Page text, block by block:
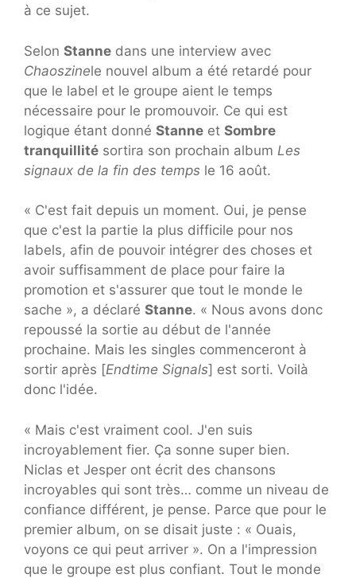
à ce sujet.
Selon Stanne dans une interview avec
Chaoszinele nouvel album a été retardé pour
que le label et le groupe aient le temps
nécessaire pour le promouvoir. Ce qui est
logique étant donné Stanne et Sombre
tranquillité sortira son prochain album Les
signaux de la fin des temps le 16 août.
« C'est fait depuis un moment. Oui, je pense
que c'est la partie la plus difficile pour nos
labels, afin de pouvoir intégrer des choses et
avoir suffisamment de place pour faire la
promotion et s'assurer que tout le monde le
sache », a déclaré Stanne. « Nous avons donc
repoussé la sortie au début de l'année
prochaine. Mais les singles commenceront à
sortir après [Endtime Signals] est sorti. Voilà
donc l'idée.
« Mais c'est vraiment cool. J'en suis
incroyablement fier. Ça sonne super bien.
Niclas et Jesper ont écrit des chansons
incroyables qui sont très… comme un niveau de
confiance différent, je pense. Parce que pour le
premier album, on se disait juste : « Ouais,
voyons ce qui peut arriver ». On a l'impression
que le groupe est plus confiant. Tout le monde